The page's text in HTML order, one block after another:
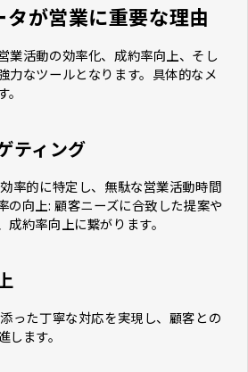
が営業に重要な理由
業活動の効率化、成約率向上、そし
力なツールとなります。具体的なメ
ティング
率的に特定し、無駄な営業活動時間
の向上: 顧客ニーズに合致した提案や
約率向上に繋がります。
った丁寧な対応を実現し、顧客との
ます。